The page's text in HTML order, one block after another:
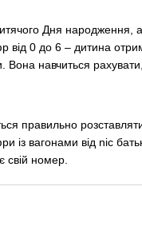
Дня народження,
від 0 до 6 – дитина
навчиться рахувати,
правильно
із вагонами від nic
свій номер.